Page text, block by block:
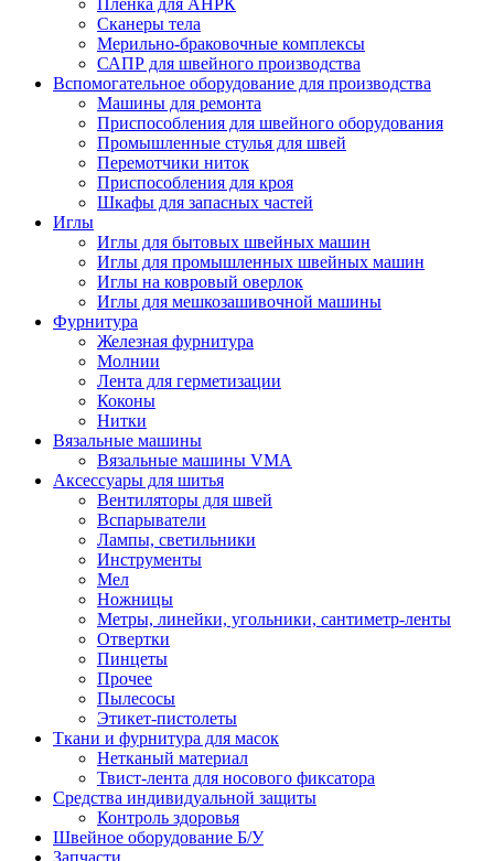
Плёнка для АНРК
Сканеры тела
Мерильно-браковочные комплексы
САПР для швейного производства
Вспомогательное оборудование для производства
Машины для ремонта
Приспособления для швейного оборудования
Промышленные стулья для швей
Перемотчики ниток
Приспособления для кроя
Шкафы для запасных частей
Иглы
Иглы для бытовых швейных машин
Иглы для промышленных швейных машин
Иглы на ковровый оверлок
Иглы для мешкозашивочной машины
Фурнитура
Железная фурнитура
Молнии
Лента для герметизации
Коконы
Нитки
Вязальные машины
Вязальные машины VMA
Аксессуары для шитья
Вентиляторы для швей
Вспарыватели
Лампы, светильники
Инструменты
Мел
Ножницы
Метры, линейки, угольники, сантиметр-ленты
Отвертки
Пинцеты
Прочее
Пылесосы
Этикет-пистолеты
Ткани и фурнитура для масок
Нетканый материал
Твист-лента для носового фиксатора
Средства индивидуальной защиты
Контроль здоровья
Швейное оборудование Б/У
Запчасти